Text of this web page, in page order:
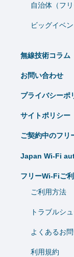
自治体（フリ
ビッグイベン
無線技術コラム
お問い合わせ
プライバシーポ
サイトポリシー
ご契約中のフリ
Japan Wi-Fi
フリーWi-Fiご
ご利用方法
トラブルシ
よくあるお
利用規約